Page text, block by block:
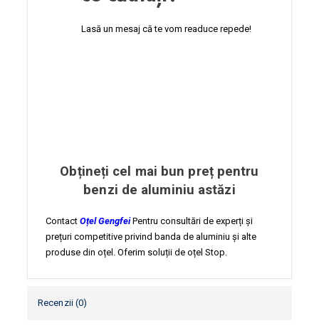
Lasă un mesaj că te vom readuce repede!
Obțineți cel mai bun preț pentru
benzi de aluminiu astăzi
Contact Oțel GengfeiPentru consultări de experți și
prețuri competitive privind banda de aluminiu și alte
produse din oțel. Oferim soluții de oțel Stop.
Recenzii (0)